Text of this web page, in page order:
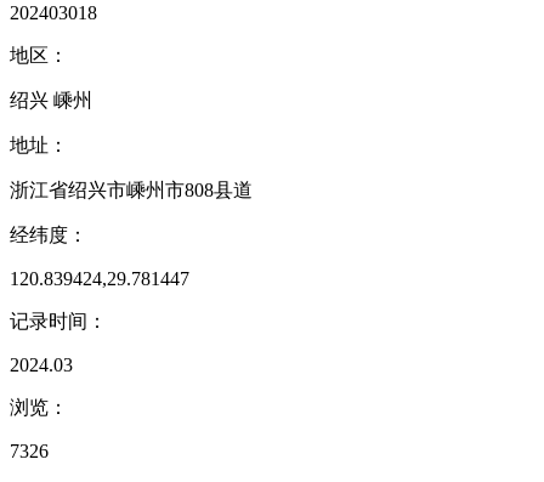
202403018
地区：
绍兴 嵊州
地址：
浙江省绍兴市嵊州市808县道
经纬度：
120.839424,29.781447
记录时间：
2024.03
浏览：
7326